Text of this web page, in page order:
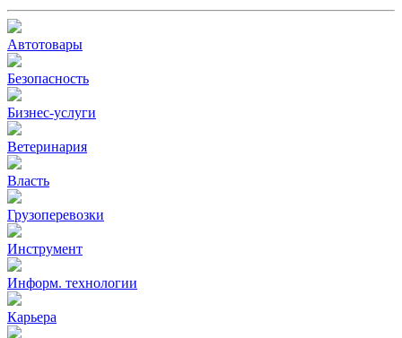
Автотовары
Безопасность
Бизнес-услуги
Ветеринария
Власть
Грузоперевозки
Инструмент
Информ. технологии
Карьера